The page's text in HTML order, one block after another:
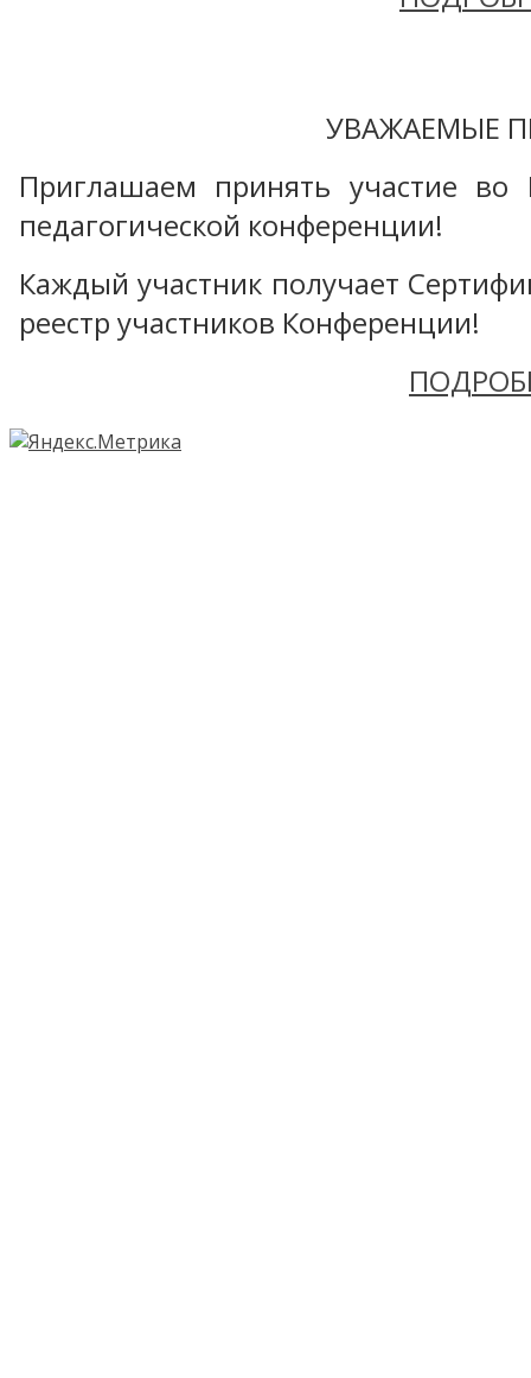
УВАЖАЕМЫЕ
Приглашаем принять участие во
педагогической конференции!
Каждый участник получает
реестр участников Конференции!